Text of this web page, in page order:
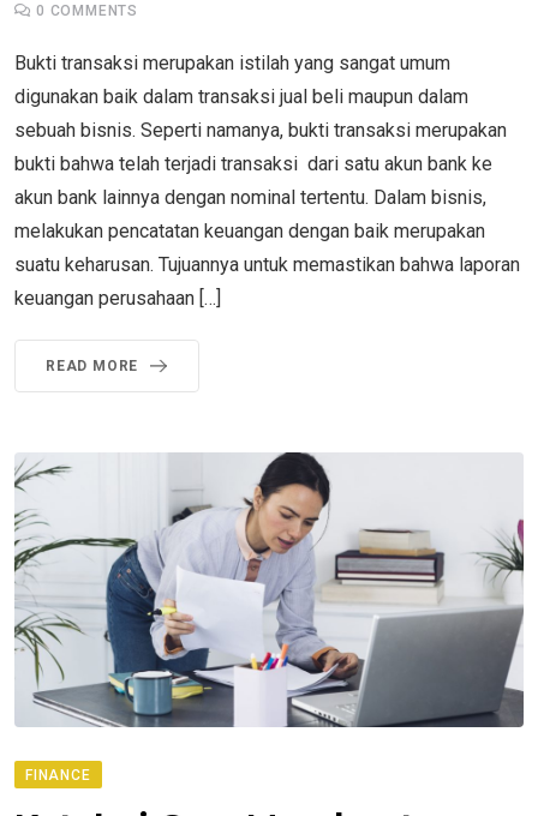
0 COMMENTS
Bukti transaksi merupakan istilah yang sangat umum
digunakan baik dalam transaksi jual beli maupun dalam
sebuah bisnis. Seperti namanya, bukti transaksi merupakan
bukti bahwa telah terjadi transaksi dari satu akun bank ke
akun bank lainnya dengan nominal tertentu. Dalam bisnis,
melakukan pencatatan keuangan dengan baik merupakan
suatu keharusan. Tujuannya untuk memastikan bahwa laporan
keuangan perusahaan […]
READ MORE
FINANCE